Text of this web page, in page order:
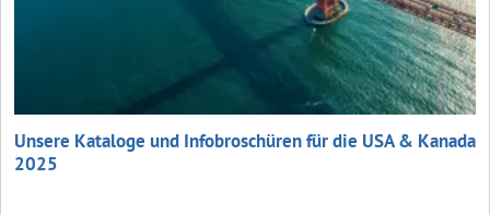
Unsere Kataloge und Infobroschüren für die USA & Kanada
2025